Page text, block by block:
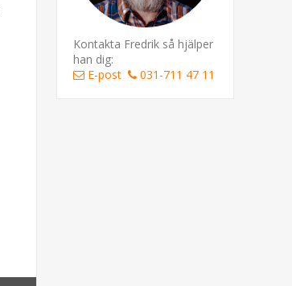
Kontakta Fredrik så hjälper
han dig:
E-post
031-711 47 11